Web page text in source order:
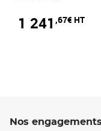
1 241 ,67€ HT
Nos engagements